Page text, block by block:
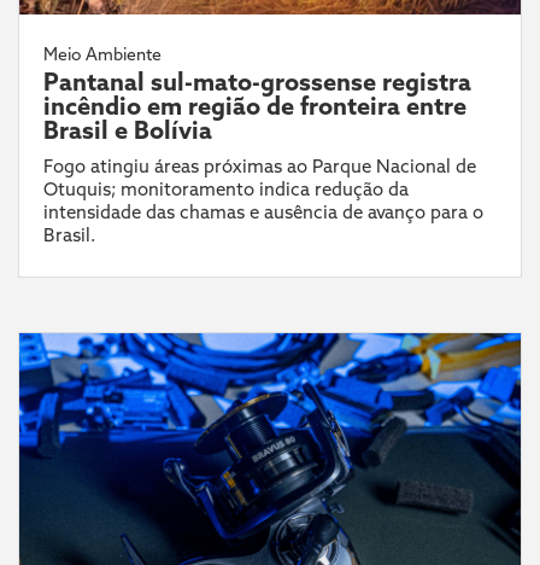
Meio Ambiente
Pantanal sul-mato-grossense registra
incêndio em região de fronteira entre
Brasil e Bolívia
Fogo atingiu áreas próximas ao Parque Nacional de
Otuquis; monitoramento indica redução da
intensidade das chamas e ausência de avanço para o
Brasil.